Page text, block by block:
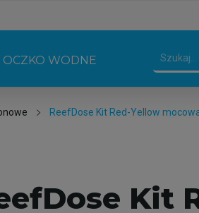
OCZKO WODNE
ReefDose Kit Red-Yellow
Kit